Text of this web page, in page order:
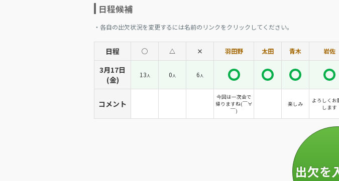
日程候補
・各自の出欠状況を変更するには名前のリンクをクリックしてください。
日程 ◯ △ × 羽田野 太田 青木 岩佐
3月17日
(金)
13人 0人 6人
コメント
今回は一次会で
帰りますね(￣∀
￣)
楽しみ
よろしくお
します